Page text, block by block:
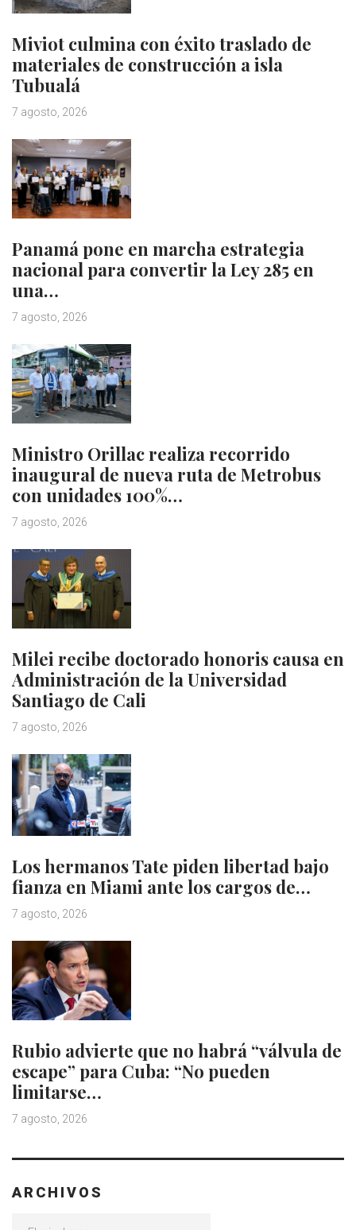
Miviot culmina con éxito traslado de
materiales de construcción a isla
Tubualá
7 agosto, 2026
Panamá pone en marcha estrategia
nacional para convertir la Ley 285 en
una…
7 agosto, 2026
Ministro Orillac realiza recorrido
inaugural de nueva ruta de Metrobus
con unidades 100%…
7 agosto, 2026
Milei recibe doctorado honoris causa en
Administración de la Universidad
Santiago de Cali
7 agosto, 2026
Los hermanos Tate piden libertad bajo
fianza en Miami ante los cargos de…
7 agosto, 2026
Rubio advierte que no habrá “válvula de
escape” para Cuba: “No pueden
limitarse…
7 agosto, 2026
ARCHIVOS